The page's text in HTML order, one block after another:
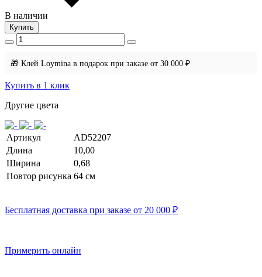
В наличии
Купить
🎁 Клей Loymina в подарок при заказе от 30 000 ₽
Купить в 1 клик
Другие цвета
Артикул
AD52207
Длина
10,00
Ширина
0,68
Повтор рисунка 64 cм
Бесплатная доставка при заказе от 20 000 ₽
Примерить онлайн